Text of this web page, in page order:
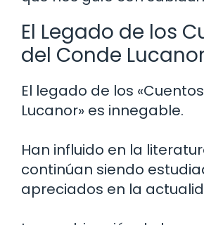
El Legado de los
del Conde
El legado de los
Lucanor» es innegable.
Han influido en la
continúan siendo
apreciados en la